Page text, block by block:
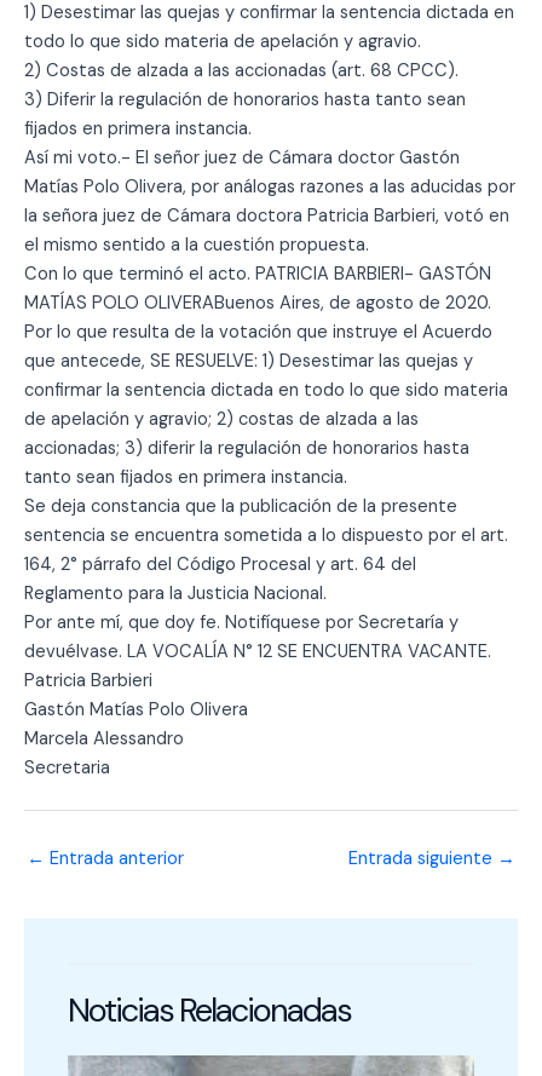
1) Desestimar las quejas y confirmar la sentencia dictada en
todo lo que sido materia de apelación y agravio.
2) Costas de alzada a las accionadas (art. 68 CPCC).
3) Diferir la regulación de honorarios hasta tanto sean
fijados en primera instancia.
Así mi voto.- El señor juez de Cámara doctor Gastón
Matías Polo Olivera, por análogas razones a las aducidas por
la señora juez de Cámara doctora Patricia Barbieri, votó en
el mismo sentido a la cuestión propuesta.
Con lo que terminó el acto. PATRICIA BARBIERI- GASTÓN
MATÍAS POLO OLIVERABuenos Aires, de agosto de 2020.
Por lo que resulta de la votación que instruye el Acuerdo
que antecede, SE RESUELVE: 1) Desestimar las quejas y
confirmar la sentencia dictada en todo lo que sido materia
de apelación y agravio; 2) costas de alzada a las
accionadas; 3) diferir la regulación de honorarios hasta
tanto sean fijados en primera instancia.
Se deja constancia que la publicación de la presente
sentencia se encuentra sometida a lo dispuesto por el art.
164, 2° párrafo del Código Procesal y art. 64 del
Reglamento para la Justicia Nacional.
Por ante mí, que doy fe. Notifíquese por Secretaría y
devuélvase. LA VOCALÍA N° 12 SE ENCUENTRA VACANTE.
Patricia Barbieri
Gastón Matías Polo Olivera
Marcela Alessandro
Secretaria
← Entrada anterior Entrada siguiente →
Noticias Relacionadas